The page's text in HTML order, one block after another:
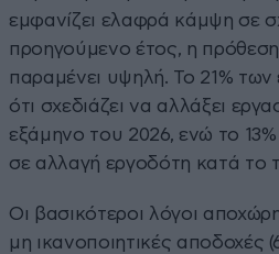
εμφανίζει ελαφρά κάμψη σε
προηγούμενο έτος, η
παραμένει υψηλή. Το 21%
ότι σχεδιάζει να αλλάξει
εξάμηνο του 2026, ενώ το
σε αλλαγή εργοδότη κατά το
Οι βασικότεροι λόγοι
μη ικανοποιητικές αποδοχές